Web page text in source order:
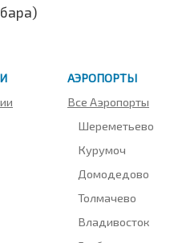
АЭРОПОРТЫ
Все Аэропорты
Шереметьево
Курумоч
Домодедово
Толмачево
Владивосток